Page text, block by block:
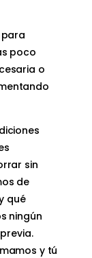
poco
o
sin
de
qué
ningún
y tú